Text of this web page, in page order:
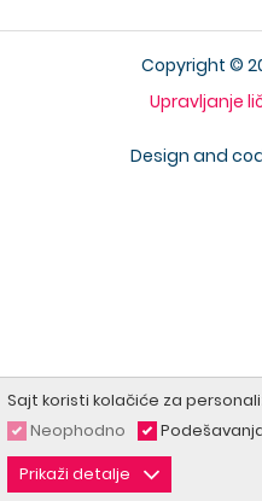
Copyright ©
Upravljanje
Design and
Sajt koristi kolačiće za
Neophodno
Prikaži detalje